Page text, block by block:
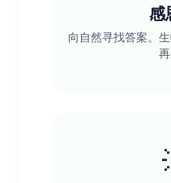
感
向自然寻找答案。